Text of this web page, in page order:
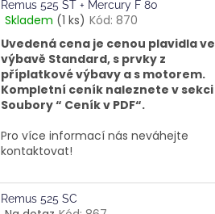
Remus 525 ST + Mercury F 80
Průměrné
hodnocení
produktu
je
5,0
z
5
hvězdiček.
Skladem (1 ks) Kód: 870
Uvedená cena je cenou plavidla ve
výbavě Standard, s prvky z
příplatkové výbavy a s motorem.
Kompletní ceník naleznete v sekci
Soubory “ Ceník v PDF“.
Pro více informací nás neváhejte
kontaktovat!
Remus 525 SC